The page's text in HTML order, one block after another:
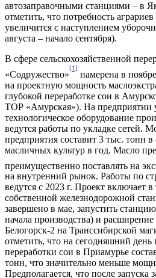
автозаправочными станциями – в
отметить, что потребность
увеличится с наступлением
августа – начало сентября).
В сфере сельскохозяйственной
«Содружество»
[1]
намерена в
на проектную мощность
глубокой переработке сои в
ТОР «Амурская»). На предприятии
технологическое оборудование
ведутся работы по укладке сетей.
предприятия составит 3 тыс. тонн
масличных культур в год. Масло
преимущественно поставлять на
на внутренний рынок. Работы по
ведутся с 2023 г. Проект включает
собственной железнодорожной
завершено в мае, запустить
начала производства) и
Белогорск-2 на Транссибирской
отметить, что на сегодняшний
переработки сои в Приамурье
тонн, что значительно меньше
Предполагается, что после запуска